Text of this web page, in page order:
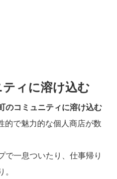
ィに溶け込む
のコミュニティに溶け込む
的で魅力的な個人商店が数
で一息ついたり、仕事帰り
。